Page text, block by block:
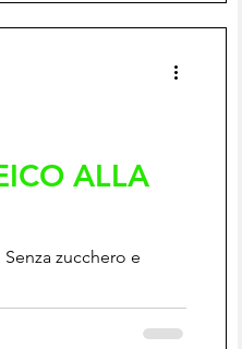
ALLA
zucchero e